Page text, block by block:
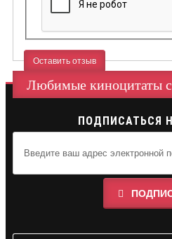
Оставить отзыв
Любимые киноцитаты
ПОДПИСАТЬСЯ